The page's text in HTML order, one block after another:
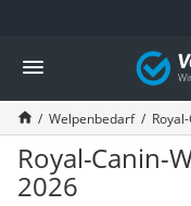
Die beliebtesten
Drogerie
Inhalator
Haarschneider
Rollator
Braun Rasierer
Katzenklappe (Chip)
Vergleich
Welpenbedarf
Royal-Canin-
2026